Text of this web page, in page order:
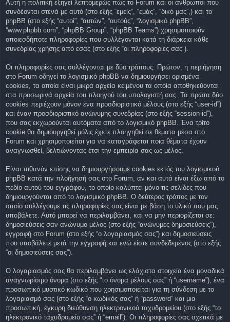
Αυτή η πολιτική εξηγεί λεπτομερώς πώς το Forum και οι άνθρωποι που
συνδέονται στενά με αυτό (στο εξής “εμείς”, “εμάς”, “δικό μας”,) και το
phpBB (στο εξής “αυτοί”, “αυτών”, “αυτούς”, “λογισμικό phpBB”,
“www.phpbb.com”, “phpBB Group”, “phpBB Teams”) χρησιμοποιούν
οποιεσδήποτε πληροφορίες που συλλέγονται κατά τη διάρκεια κάθε
συνεδρίας χρήσης από εσάς (στο εξής “οι πληροφορίες σας”).
Οι πληροφορίες σας συλλέγονται με δύο τρόπους. Πρώτον, η περιήγηση
στο Forum οδηγεί το λογισμικό phpBB να δημιουργήσει ορισμένα
cookies, τα οποία είναι μικρά αρχεία κειμένου τα οποία αποθηκεύονται
στα προσωρινά αρχεία του πλοηγού του υπολογιστή σας. Τα πρώτα δύο
cookies περιέχουν μόνον ένα προσδιοριστικό μέλους (στο εξής “user-id”)
και έναν προσδιοριστικό ανώνυμης συνεδρίας (στο εξής “session-id”),
που σας εκχωρούνται αυτόματα από το λογισμικό phpBB. Ένα τρίτο
cookie θα δημιουργηθεί μόλις έχετε πλοηγηθεί σε θέματα μέσα στο
Forum και χρησιμοποιείται για να καταγράφεται ποια θέματα έχουν
αναγνωσθεί, βελτιώνοντας έτσι την εμπειρία σας ως μέλος.
Είναι πιθανόν επίσης να δημιουργήσουμε cookies εκτός του λογισμικού
phpBB κατά την πλοήγησή σας στο Forum, αν και αυτά είναι έξω από το
πεδίο αυτού του εγγράφου, το οποίο καλύπτει μόνο τις σελίδες που
δημιουργούνται από το λογισμικό phpBB. Ο δεύτερος τρόπος με τον
οποίο συλλέγουμε τις πληροφορίες σας είναι με βάση το υλικό που μας
υποβάλετε. Αυτό μπορεί να περιλαμβάνει, και να μην περιορίζεται σε:
δημοσιεύσεις σαν ανώνυμο μέλος (στο εξής “ανώνυμες δημοσιεύσεις”),
εγγραφή στο Forum (στο εξής “ο λογαριασμός σας”) και δημοσιεύσεις
που υποβάλετε μετά την εγγραφή και ενώ είστε συνδεδεμένος (στο εξής
“οι δημοσιεύσεις σας”).
Ο λογαριασμός σας θα περιλαμβάνει ως ελάχιστα στοιχεία ένα μοναδικά
αναγνωρίσιμο όνομα (στο εξής “το όνομα μέλους σας” ή “username”), ένα
προσωπικό μυστικό κωδικό που χρησιμοποιείται για τη σύνδεση με το
λογαριασμό σας (στο εξής “ο κωδικός σας” ή “password” και μια
προσωπική, έγκυρη διεύθυνση ηλεκτρονικού ταχυδρομείου (στο εξής “το
ηλεκτρονικό ταχυδρομείο σας” ή “email”). Οι πληροφορίες σας σχετικά με